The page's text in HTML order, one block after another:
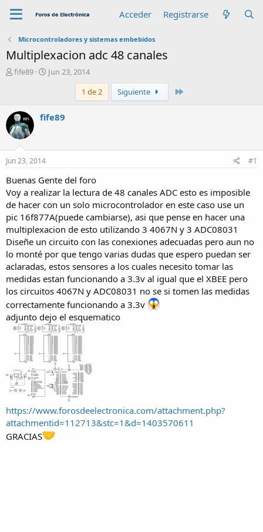
Acceder Registrarse
Microcontroladores y sistemas embebidos
Multiplexacion adc 48 canales
A
r
fife89
F
a
d
c
o
Jun 23, 2014
1 de 2
Siguiente
fife89
Jun 23, 2014 #1
Buenas Gente del foro
Voy a realizar la lectura de 48 canales ADC esto es imposible
de hacer con un solo microcontrolador en este caso use un
pic 16f877A(puede cambiarse), asi que pense en hacer una
multiplexacion de esto utilizando 3 4067N y 3 ADC08031
Diseñe un circuito con las conexiones adecuadas pero aun no
lo monté por que tengo varias dudas que espero puedan ser
aclaradas, estos sensores a los cuales necesito tomar las
medidas estan funcionando a 3.3v al igual que el XBEE pero
los circuitos 4067N y ADC08031 no se si tomen las medidas
correctamente funcionando a 3.3v
adjunto dejo el esquematico
https://www.forosdeelectronica.com/attachment.php?
attachmentid=112713&stc=1&d=1403570611
GRACIAS